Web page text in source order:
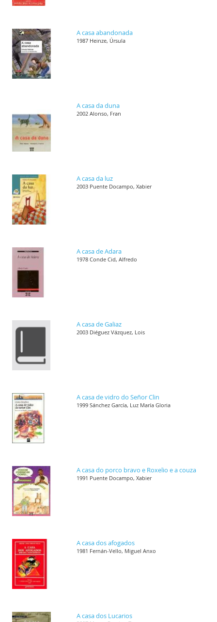
A casa abandonada
1987 Heinze, Úrsula
A casa da duna
2002 Alonso, Fran
A casa da luz
2003 Puente Docampo, Xabier
A casa de Adara
1978 Conde Cid, Alfredo
A casa de Galiaz
2003 Diéguez Vázquez, Lois
A casa de vidro do Señor Clin
1999 Sánchez García, Luz María Gloria
A casa do porco bravo e Roxelio e a couza
1991 Puente Docampo, Xabier
A casa dos afogados
1981 Fernán-Vello, Miguel Anxo
A casa dos Lucarios